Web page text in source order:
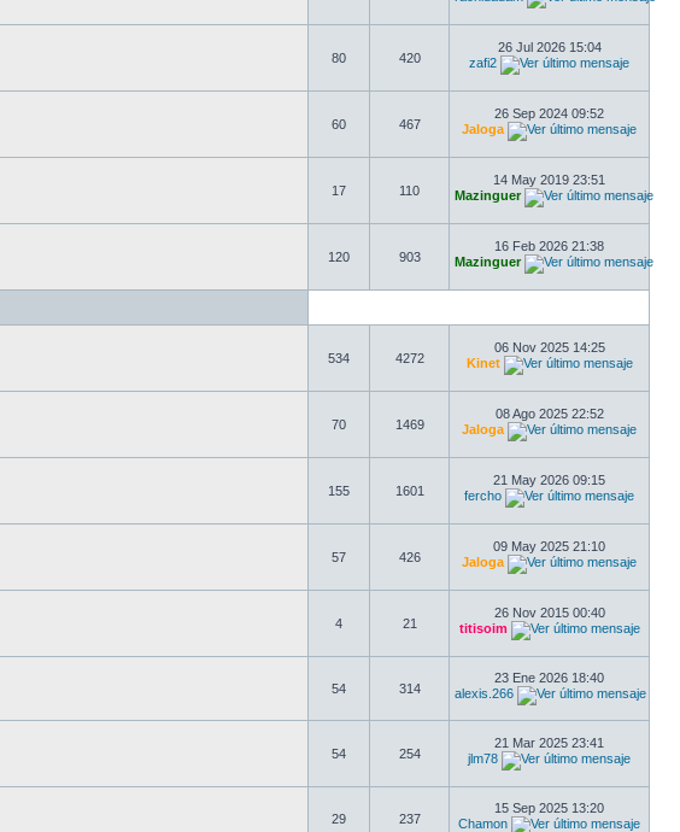
80 420
26 Jul 2026 15:04
zafi2
60 467
26 Sep 2024 09:52
Jaloga
17 110
14 May 2019 23:51
Mazinguer
120 903
16 Feb 2026 21:38
Mazinguer
534 4272
06 Nov 2025 14:25
Kinet
70 1469
08 Ago 2025 22:52
Jaloga
155 1601
21 May 2026 09:15
fercho
57 426
09 May 2025 21:10
Jaloga
4 21
26 Nov 2015 00:40
titisoim
54 314
23 Ene 2026 18:40
alexis.266
54 254
21 Mar 2025 23:41
jlm78
29 237
15 Sep 2025 13:20
Chamon